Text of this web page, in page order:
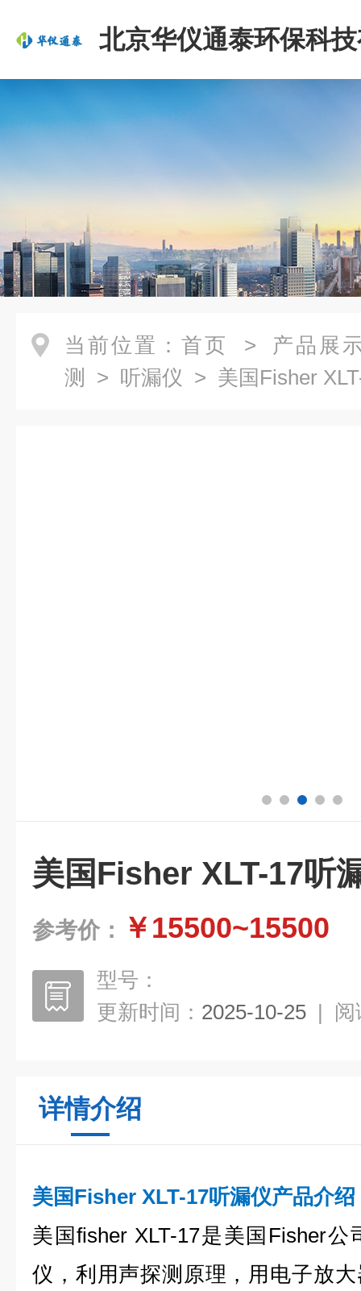
北京华仪通泰环保科
司
当前位置： 首页 > 产品展
测
> 听漏仪 > 美国Fisher
美国Fisher XLT-17听
参考价： ￥15500~15500
型号：
更新时间： 2025-10-25 | 阅
详情介绍
美国Fisher XLT-17听漏仪产品介绍
美国fisher XLT-17是美国Fisher
仪，利用声探测原理，用电子放